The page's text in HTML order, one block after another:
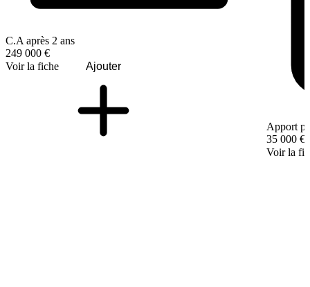
C.A après 2 ans
249 000 €
Voir la fiche
Ajouter
Apport
35 000 €
Voir la